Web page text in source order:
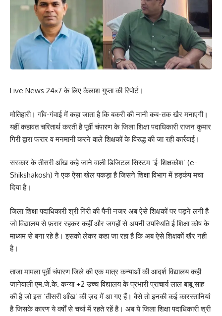
Live News 24×7 के लिए कैलाश गुप्ता की रिपोर्ट।
मोतिहारी। गाँव-गंवाई में कहा जाता है कि बकरी की नानी कब-तक खैर मनाएगी।
यहीं कहावत चरितार्थ करती है पूर्वी चंपारण के जिला शिक्षा पदाधिकारी राजन कुमार
गिरी द्वारा फरार व मनमानी करने वाले शिक्षकों के विरुद्ध की जा रही कार्रवाई।
सरकार के तीसरी आँख कहे जाने वाली डिजिटल सिस्टम ‘ई-शिक्षकोश’ (e-
Shikshakosh) ने एक ऐसा खेल पकड़ा है जिसने शिक्षा विभाग में हड़कंप मचा
दिया है।
जिला शिक्षा पदाधिकारी श्री गिरी की पैनी नजर अब ऐसे शिक्षकों पर पड़ने लगी है
जो विद्यालय से फ़रार रहकर कहीं और जगहों से अपनी उपस्थिति ई शिक्षा कोष के
माध्यम से बना रहे है। इसको लेकर कहा जा रहा है कि अब ऐसे शिक्षकों खैर नही
है।
ताजा मामला पूर्वी चंपारण जिले की एक मात्र कन्याओं की आदर्श विद्यालय कही
जानेवाली एम.जे.के. कन्या +2 उच्च विद्यालय के प्रभारी प्राचार्य लाल बाबू साह
की है जो इस ‘तीसरी आँख’ की ज़द में आ गए हैं। वैसे तो इनकी कई कारस्तानियां
है जिसके कारण ये वर्षों से चर्चा में रहते रहें है। अब ये जिला शिक्षा पदाधिकारी श्री